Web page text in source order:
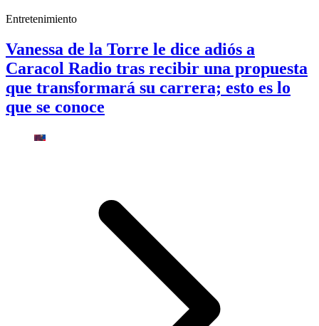
Entretenimiento
Vanessa de la Torre le dice adiós a
Caracol Radio tras recibir una propuesta
que transformará su carrera; esto es lo
que se conoce